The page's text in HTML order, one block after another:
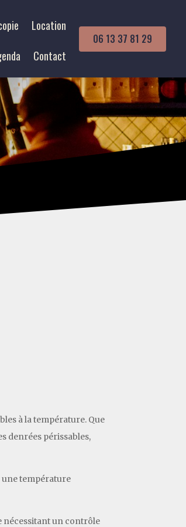
Location
Contact
06 13 37 81 29
à la température. Que
denrées périssables,
température
nécessitant un contrôle